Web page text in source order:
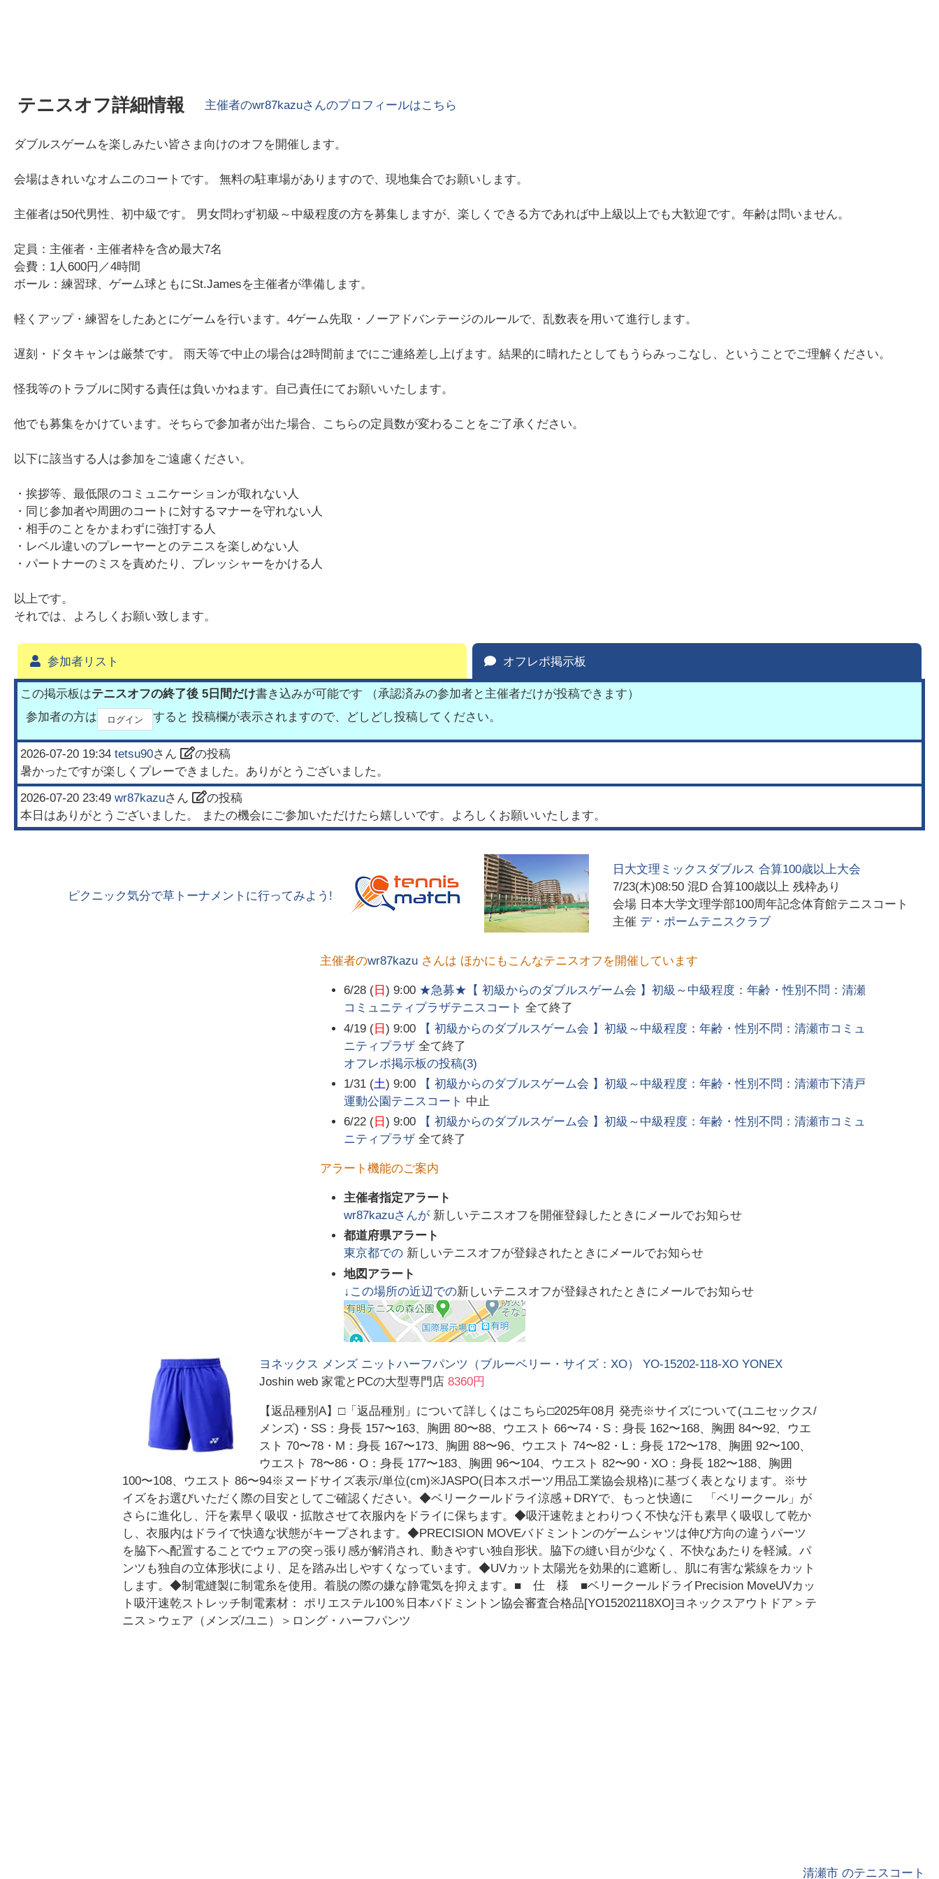
テニスオフ詳細情報 主催者のwr87kazuさんのプロフィールはこちら
ダブルスゲームを楽しみたい皆さま向けのオフを開催します。
会場はきれいなオムニのコートです。 無料の駐車場がありますので、現地集合でお願いします。
主催者は50代男性、初中級です。 男女問わず初級～中級程度の方を募集しますが、楽しくできる方であれば中上級以上でも大歓迎です。年齢は問いません。
定員：主催者・主催者枠を含め最大7名
会費：1人600円／4時間
ボール：練習球、ゲーム球ともにSt.Jamesを主催者が準備します。
軽くアップ・練習をしたあとにゲームを行います。4ゲーム先取・ノーアドバンテージのルールで、乱数表を用いて進行します。
遅刻・ドタキャンは厳禁です。 雨天等で中止の場合は2時間前までにご連絡差し上げます。結果的に晴れたとしてもうらみっこなし、ということでご理解ください。
怪我等のトラブルに関する責任は負いかねます。自己責任にてお願いいたします。
他でも募集をかけています。そちらで参加者が出た場合、こちらの定員数が変わることをご了承ください。
以下に該当する人は参加をご遠慮ください。
・挨拶等、最低限のコミュニケーションが取れない人
・同じ参加者や周囲のコートに対するマナーを守れない人
・相手のことをかまわずに強打する人
・レベル違いのプレーヤーとのテニスを楽しめない人
・パートナーのミスを責めたり、プレッシャーをかける人
以上です。
それでは、よろしくお願い致します。
参加者リスト オフレポ掲示板
この掲示板はテニスオフの終了後 5日間だけ書き込みが可能です （承認済みの参加者と主催者だけが投稿できます）
参加者の方は
ログイン すると 投稿欄が表示されますので、どしどし投稿してください。
2026-07-20 19:34 tetsu90さん
の投稿
暑かったですが楽しくプレーできました。ありがとうございました。
2026-07-20 23:49 wr87kazuさん
の投稿
本日はありがとうございました。 またの機会にご参加いただけたら嬉しいです。よろしくお願いいたします。
ピクニック気分で草トーナメントに行ってみよう!
日大文理ミックスダブルス 合算100歳以上大会
7/23(木)08:50 混D 合算100歳以上 残枠あり
会場 日本大学文理学部100周年記念体育館テニスコート
主催 デ・ポームテニスクラブ
主催者のwr87kazu さんは ほかにもこんなテニスオフを開催しています
6/28 (日 ) 9:00 ★急募★【 初級からのダブルスゲーム会 】初級～中級程度：年齢・性別不問：清瀬
コミュニティプラザテニスコート 全て終了
4/19 (日 ) 9:00
【 初級からのダブルスゲーム会 】初級～中級程度：年齢・性別不問：清瀬市コミュ
ニティプラザ 全て終了
オフレポ掲示板の投稿(3)
1/31 (土) 9:00
【 初級からのダブルスゲーム会 】初級～中級程度：年齢・性別不問：清瀬市下清戸
運動公園テニスコート 中止
6/22 (日 ) 9:00
【 初級からのダブルスゲーム会 】初級～中級程度：年齢・性別不問：清瀬市コミュ
ニティプラザ 全て終了
アラート機能のご案内
主催者指定アラート
wr87kazuさんが 新しいテニスオフを開催登録したときにメールでお知らせ
都道府県アラート
東京都での 新しいテニスオフが登録されたときにメールでお知らせ
地図アラート
↓この場所の近辺での新しいテニスオフが登録されたときにメールでお知らせ
ヨネックス メンズ ニットハーフパンツ（ブルーベリー・サイズ：XO） YO-15202-118-XO YONEX
Joshin web 家電とPCの大型専門店 8360円
【返品種別A】□「返品種別」について詳しくはこちら□2025年08月 発売※サイズについて(ユニセックス/
メンズ)・SS：身長 157〜163、胸囲 80〜88、ウエスト 66〜74・S：身長 162〜168、胸囲 84〜92、ウエ
スト 70〜78・M：身長 167〜173、胸囲 88〜96、ウエスト 74〜82・L：身長 172〜178、胸囲 92〜100、
ウエスト 78〜86・O：身長 177〜183、胸囲 96〜104、ウエスト 82〜90・XO：身長 182〜188、胸囲
100〜108、ウエスト 86〜94※ヌードサイズ表示/単位(cm)※JASPO(日本スポーツ用品工業協会規格)に基づく表となります。※サ
イズをお選びいただく際の目安としてご確認ください。◆ベリークールドライ涼感＋DRYで、もっと快適に 「ベリークール」が
さらに進化し、汗を素早く吸収・拡散させて衣服内をドライに保ちます。◆吸汗速乾まとわりつく不快な汗も素早く吸収して乾か
し、衣服内はドライで快適な状態がキープされます。◆PRECISION MOVEバドミントンのゲームシャツは伸び方向の違うパーツ
を脇下へ配置することでウェアの突っ張り感が解消され、動きやすい独自形状。脇下の縫い目が少なく、不快なあたりを軽減。パ
ンツも独自の立体形状により、足を踏み出しやすくなっています。◆UVカット太陽光を効果的に遮断し、肌に有害な紫線をカット
します。◆制電縫製に制電糸を使用。着脱の際の嫌な静電気を抑えます。■ 仕 様 ■ベリークールドライPrecision MoveUVカッ
ト吸汗速乾ストレッチ制電素材： ポリエステル100％日本バドミントン協会審査合格品[YO15202118XO]ヨネックスアウトドア＞テ
ニス＞ウェア（メンズ/ユニ）＞ロング・ハーフパンツ
清瀬市 のテニスコート